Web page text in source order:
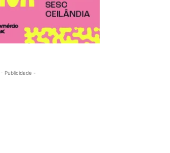
- Publicidade -